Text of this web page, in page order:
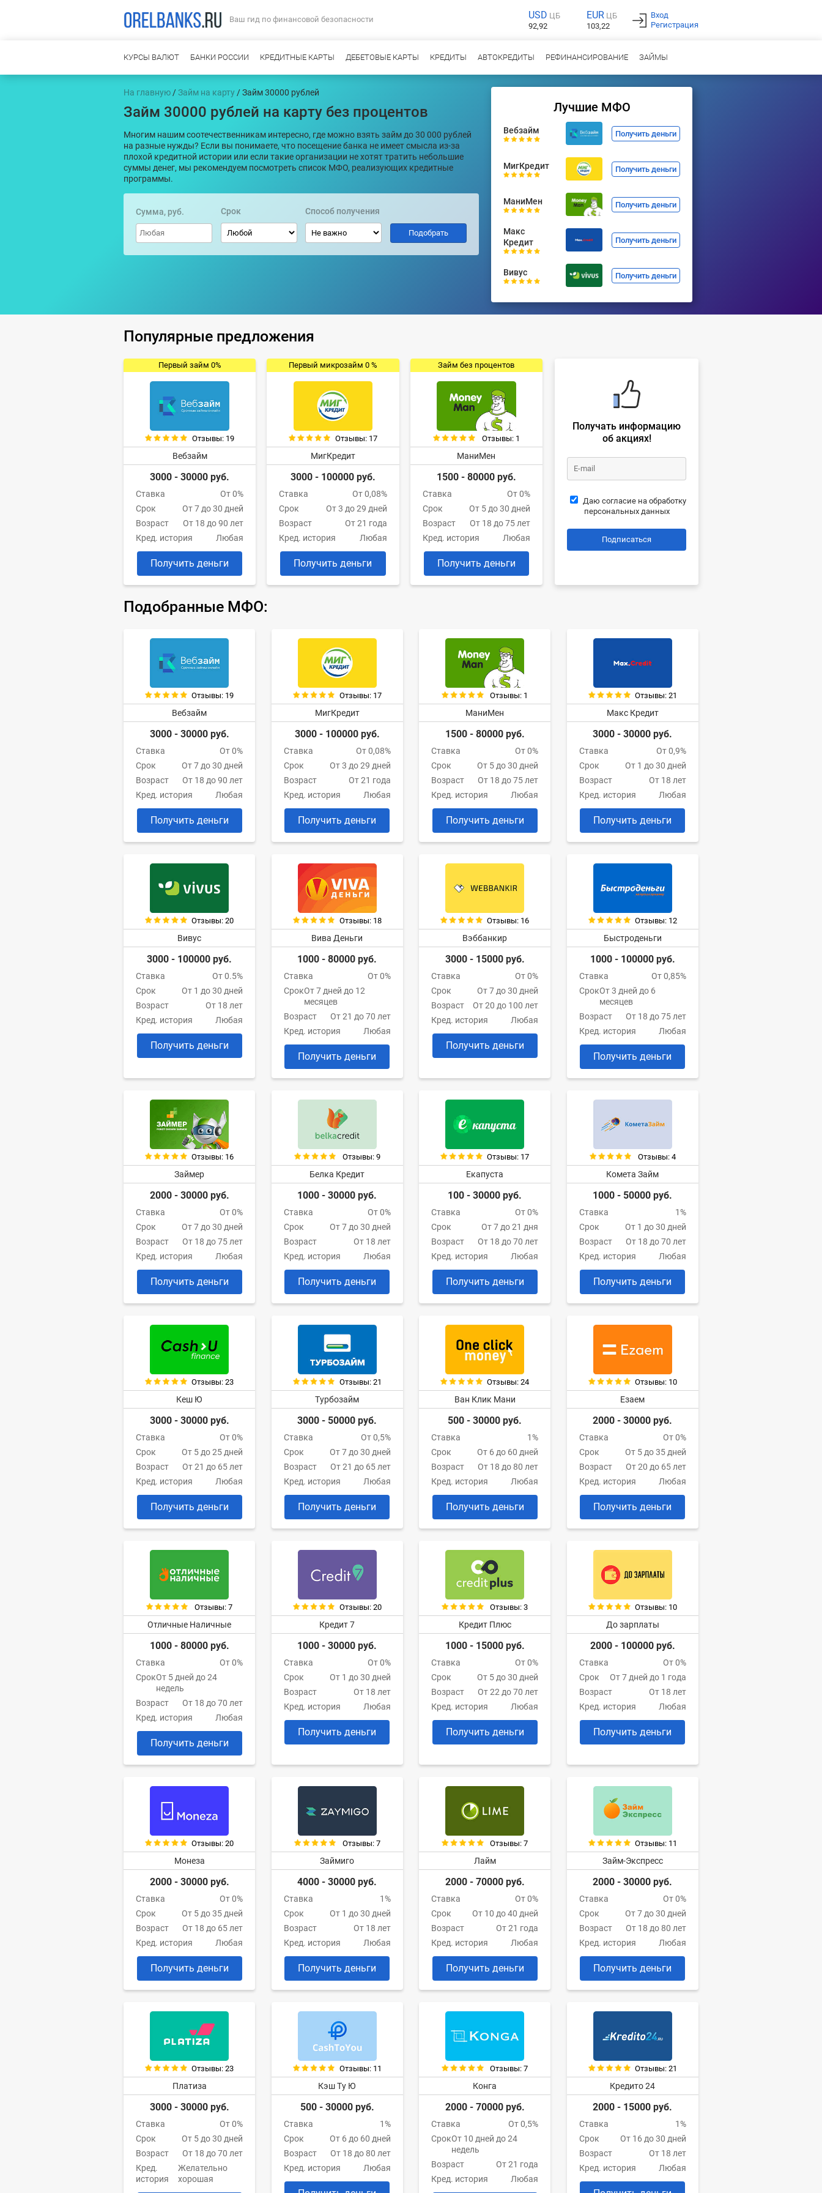
Ваш гид по финансовой безопасности USD ЦБ
92,92
EUR ЦБ
103,22
Вход
Регистрация
КУРСЫ ВАЛЮТ БАНКИ РОССИИ КРЕДИТНЫЕ КАРТЫ ДЕБЕТОВЫЕ КАРТЫ КРЕДИТЫ АВТОКРЕДИТЫ РЕФИНАНСИРОВАНИЕ ЗАЙМЫ
На главную /Займ на карту / Займ 30000 рублей
Займ 30000 рублей на карту без процентов
Многим нашим соотечественникам интересно, где можно взять займ до 30 000 рублей
на разные нужды? Если вы понимаете, что посещение банка не имеет смысла из-за
плохой кредитной истории или если такие организации не хотят тратить небольшие
суммы денег, мы рекомендуем посмотреть список МФО, реализующих кредитные
программы.
Сумма, руб. Срок Способ получения
Лучшие МФО
Вебзайм Получить деньги
МигКредит Получить деньги
МаниМен Получить деньги
Макс
Кредит
Получить деньги
Вивус Получить деньги
Популярные предложения
Первый займ 0%
Отзывы: 19
Вебзайм
3000 - 30000 руб.
Ставка
От 0%
Срок
От 7 до 30 дней
Возраст
От 18 до 90 лет
Кред. история
Любая
Получить деньги
Первый микрозайм 0 %
Отзывы: 17
МигКредит
3000 - 100000 руб.
Ставка
От 0,08%
Срок
От 3 до 29 дней
Возраст
От 21 года
Кред. история
Любая
Получить деньги
Займ без процентов
Отзывы: 1
МаниМен
1500 - 80000 руб.
Ставка
От 0%
Срок
От 5 до 30 дней
Возраст
От 18 до 75 лет
Кред. история
Любая
Получить деньги
Получать информацию
об акциях!
Даю согласие на обработку
персональных данных
Подписаться
Подобранные МФО:
Отзывы: 19
Вебзайм
3000 - 30000 руб.
Ставка
От 0%
Срок
От 7 до 30 дней
Возраст
От 18 до 90 лет
Кред. история
Любая
Получить деньги
Отзывы: 17
МигКредит
3000 - 100000 руб.
Ставка
От 0,08%
Срок
От 3 до 29 дней
Возраст
От 21 года
Кред. история
Любая
Получить деньги
Отзывы: 1
МаниМен
1500 - 80000 руб.
Ставка
От 0%
Срок
От 5 до 30 дней
Возраст
От 18 до 75 лет
Кред. история
Любая
Получить деньги
Отзывы: 21
Макс Кредит
3000 - 30000 руб.
Ставка
От 0,9%
Срок
От 1 до 30 дней
Возраст
От 18 лет
Кред. история
Любая
Получить деньги
Отзывы: 20
Вивус
3000 - 100000 руб.
Ставка
От 0.5%
Срок
От 1 до 30 дней
Возраст
От 18 лет
Кред. история
Любая
Получить деньги
Отзывы: 18
Вива Деньги
1000 - 80000 руб.
Ставка
От 0%
СрокОт 7 дней до 12
месяцев
Возраст
От 21 до 70 лет
Кред. история
Любая
Получить деньги
Отзывы: 16
Вэббанкир
3000 - 15000 руб.
Ставка
От 0%
Срок
От 7 до 30 дней
Возраст
От 20 до 100 лет
Кред. история
Любая
Получить деньги
Отзывы: 12
Быстроденьги
1000 - 100000 руб.
Ставка
От 0,85%
СрокОт 3 дней до 6
месяцев
Возраст
От 18 до 75 лет
Кред. история
Любая
Получить деньги
Отзывы: 16
Займер
2000 - 30000 руб.
Ставка
От 0%
Срок
От 7 до 30 дней
Возраст
От 18 до 75 лет
Кред. история
Любая
Получить деньги
Отзывы: 9
Белка Кредит
1000 - 30000 руб.
Ставка
От 0%
Срок
От 7 до 30 дней
Возраст
От 18 лет
Кред. история
Любая
Получить деньги
Отзывы: 17
Екапуста
100 - 30000 руб.
Ставка
От 0%
Срок
От 7 до 21 дня
Возраст
От 18 до 70 лет
Кред. история
Любая
Получить деньги
Отзывы: 4
Комета Займ
1000 - 50000 руб.
Ставка
1%
Срок
От 1 до 30 дней
Возраст
От 18 до 70 лет
Кред. история
Любая
Получить деньги
Отзывы: 23
Кеш Ю
3000 - 30000 руб.
Ставка
От 0%
Срок
От 5 до 25 дней
Возраст
От 21 до 65 лет
Кред. история
Любая
Получить деньги
Отзывы: 21
Турбозайм
3000 - 50000 руб.
Ставка
От 0,5%
Срок
От 7 до 30 дней
Возраст
От 21 до 65 лет
Кред. история
Любая
Получить деньги
Отзывы: 24
Ван Клик Мани
500 - 30000 руб.
Ставка
1%
Срок
От 6 до 60 дней
Возраст
От 18 до 80 лет
Кред. история
Любая
Получить деньги
Отзывы: 10
Езаем
2000 - 30000 руб.
Ставка
От 0%
Срок
От 5 до 35 дней
Возраст
От 20 до 65 лет
Кред. история
Любая
Получить деньги
Отзывы: 7
Отличные Наличные
1000 - 80000 руб.
Ставка
От 0%
СрокОт 5 дней до 24
недель
Возраст
От 18 до 70 лет
Кред. история
Любая
Получить деньги
Отзывы: 20
Кредит 7
1000 - 30000 руб.
Ставка
От 0%
Срок
От 1 до 30 дней
Возраст
От 18 лет
Кред. история
Любая
Получить деньги
Отзывы: 3
Кредит Плюс
1000 - 15000 руб.
Ставка
От 0%
Срок
От 5 до 30 дней
Возраст
От 22 до 70 лет
Кред. история
Любая
Получить деньги
Отзывы: 10
До зарплаты
2000 - 100000 руб.
Ставка
От 0%
Срок
От 7 дней до 1 года
Возраст
От 18 лет
Кред. история
Любая
Получить деньги
Отзывы: 20
Монеза
2000 - 30000 руб.
Ставка
От 0%
Срок
От 5 до 35 дней
Возраст
От 18 до 65 лет
Кред. история
Любая
Получить деньги
Отзывы: 7
Займиго
4000 - 30000 руб.
Ставка
1%
Срок
От 1 до 30 дней
Возраст
От 18 лет
Кред. история
Любая
Получить деньги
Отзывы: 7
Лайм
2000 - 70000 руб.
Ставка
От 0%
Срок
От 10 до 40 дней
Возраст
От 21 года
Кред. история
Любая
Получить деньги
Отзывы: 11
Займ-Экспресс
2000 - 30000 руб.
Ставка
От 0%
Срок
От 7 до 30 дней
Возраст
От 18 до 80 лет
Кред. история
Любая
Получить деньги
Отзывы: 23
Платиза
3000 - 30000 руб.
Ставка
От 0%
Срок
От 5 до 30 дней
Возраст
От 18 до 70 лет
Кред.
история
Желательно
хорошая
Отзывы: 11
Кэш Ту Ю
500 - 30000 руб.
Ставка
1%
Срок
От 6 до 60 дней
Возраст
От 18 до 80 лет
Кред. история
Любая
Отзывы: 7
Конга
2000 - 70000 руб.
Ставка
От 0,5%
СрокОт 10 дней до 24
недель
Возраст
От 21 года
Кред. история
Любая
Отзывы: 21
Кредито 24
2000 - 15000 руб.
Ставка
1%
Срок
От 16 до 30 дней
Возраст
От 18 лет
Кред. история
Любая